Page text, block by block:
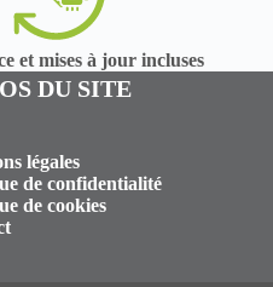
et mises à jour incluses
DU SITE
légales
de confidentialité
de cookies